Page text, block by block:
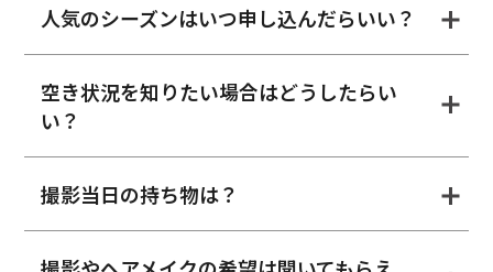
人気のシーズンはいつ申し込んだらいい？
空き状況を知りたい場合はどうしたらい
い？
撮影当日の持ち物は？